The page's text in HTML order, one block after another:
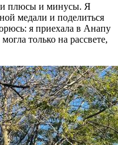
плюсы и минусы. Я
медали и поделиться
я приехала в Анапу
только на рассвете,